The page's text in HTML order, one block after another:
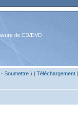
de CD/DVD
- Soumettre) | Téléchargement|